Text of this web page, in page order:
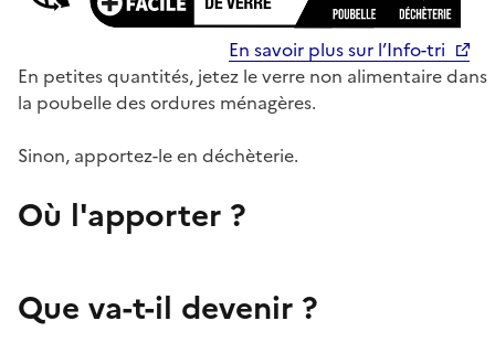
En savoir plus sur l’Info-tri
En petites quantités, jetez le verre non alimentaire dans
la poubelle des ordures ménagères.
Sinon, apportez-le en déchèterie.
Où l'apporter ?
Que va-t-il devenir ?